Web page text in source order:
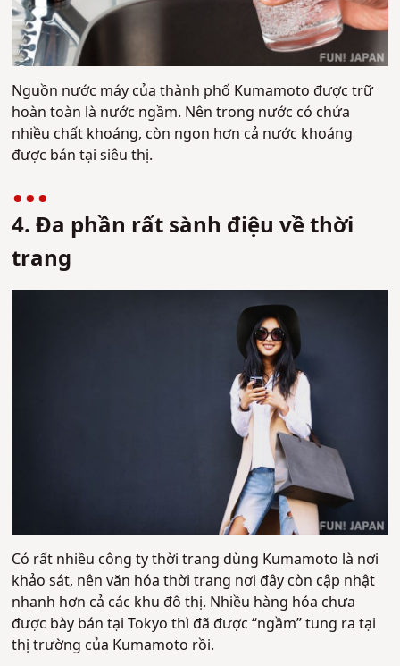
Nguồn nước máy của thành phố Kumamoto được trữ
hoàn toàn là nước ngầm. Nên trong nước có chứa
nhiều chất khoáng, còn ngon hơn cả nước khoáng
được bán tại siêu thị.
4. Đa phần rất sành điệu về thời
trang
Có rất nhiều công ty thời trang dùng Kumamoto là nơi
khảo sát, nên văn hóa thời trang nơi đây còn cập nhật
nhanh hơn cả các khu đô thị. Nhiều hàng hóa chưa
được bày bán tại Tokyo thì đã được “ngầm” tung ra tại
thị trường của Kumamoto rồi.